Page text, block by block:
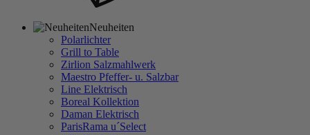
Neuheiten
Polarlichter
Grill to Table
Zirlion Salzmahlwerk
Maestro Pfeffer- u. Salzbar
Line Elektrisch
Boreal Kollektion
Daman Elektrisch
ParisRama u´Select